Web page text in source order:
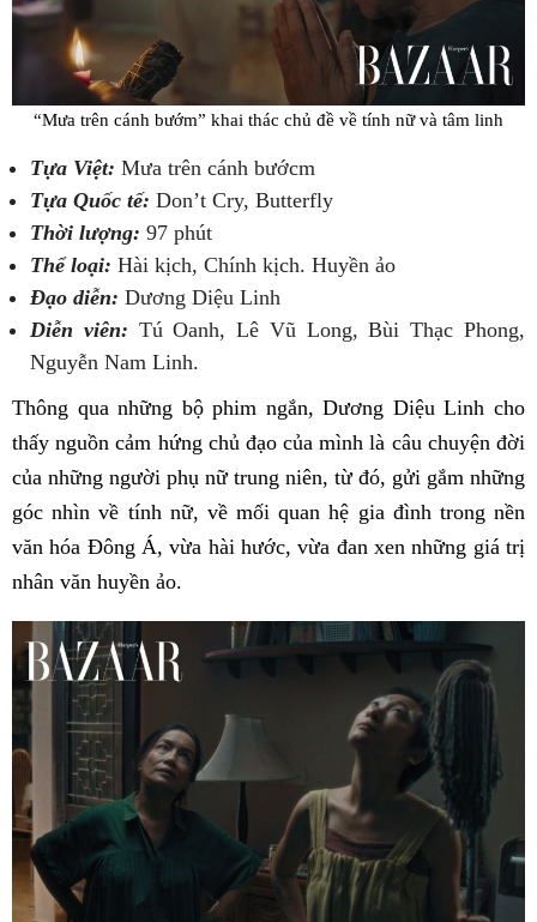
“Mưa trên cánh bướm” khai thác chủ đề về tính nữ và tâm linh
Tựa Việt: Mưa trên cánh bướcm
Tựa Quốc tế: Don’t Cry, Butterfly
Thời lượng: 97 phút
Thể loại: Hài kịch, Chính kịch. Huyền ảo
Đạo diễn: Dương Diệu Linh
Diễn viên: Tú Oanh, Lê Vũ Long, Bùi Thạc Phong,
Nguyễn Nam Linh.
Thông qua những bộ phim ngắn, Dương Diệu Linh cho
thấy nguồn cảm hứng chủ đạo của mình là câu chuyện đời
của những người phụ nữ trung niên, từ đó, gửi gắm những
góc nhìn về tính nữ, về mối quan hệ gia đình trong nền
văn hóa Đông Á, vừa hài hước, vừa đan xen những giá trị
nhân văn huyền ảo.